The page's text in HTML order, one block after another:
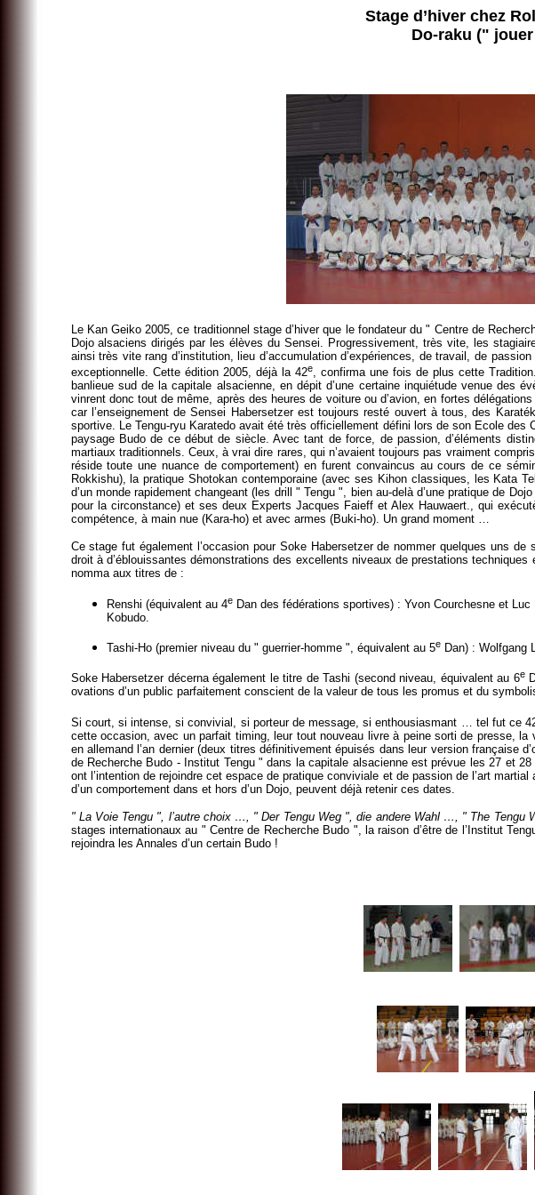
Stage d’hiver chez
Do-raku ("
Le Kan Geiko 2005, ce traditionnel stage d’hiver que le fondateur du " Centre de
Dojo alsaciens dirigés par les élèves du Sensei. Progressivement, très vite, les
ainsi très vite rang d’institution, lieu d’accumulation d’expériences, de travail, de
exceptionnelle. Cette édition 2005, déjà la 42e, confirma une fois de plus cette
banlieue sud de la capitale alsacienne, en dépit d’une certaine inquiétude venue
vinrent donc tout de même, après des heures de voiture ou d’avion, en fortes
car l’enseignement de Sensei Habersetzer est toujours resté ouvert à tous, des
sportive. Le Tengu-ryu Karatedo avait été très officiellement défini lors de son Ecole
paysage Budo de ce début de siècle. Avec tant de force, de passion, d’éléments
martiaux traditionnels. Ceux, à vrai dire rares, qui n’avaient toujours pas vraiment
réside toute une nuance de comportement) en furent convaincus au cours de ce
Rokkishu), la pratique Shotokan contemporaine (avec ses Kihon classiques, les Kata
d’un monde rapidement changeant (les drill " Tengu ", bien au-delà d’une pratique de
pour la circonstance) et ses deux Experts Jacques Faieff et Alex Hauwaert., qui
compétence, à main nue (Kara-ho) et avec armes (Buki-ho). Un grand moment …
Ce stage fut également l’occasion pour Soke Habersetzer de nommer quelques uns
droit à d’éblouissantes démonstrations des excellents niveaux de prestations
nomma aux titres de :
Renshi (équivalent au 4eDan des fédérations sportives) : Yvon Courchesne et Luc
Kobudo.
Tashi-Ho (premier niveau du " guerrier-homme ", équivalent au 5eDan) : Wolfgang
Soke Habersetzer décerna également le titre de Tashi (second niveau, équivalent au 6e
ovations d’un public parfaitement conscient de la valeur de tous les promus et du
Si court, si intense, si convivial, si porteur de message, si enthousiasmant … tel fut ce
cette occasion, avec un parfait timing, leur tout nouveau livre à peine sorti de presse,
en allemand l’an dernier (deux titres définitivement épuisés dans leur version française
de Recherche Budo - Institut Tengu " dans la capitale alsacienne est prévue les 27 et
ont l’intention de rejoindre cet espace de pratique conviviale et de passion de l’art
d’un comportement dans et hors d’un Dojo, peuvent déjà retenir ces dates.
" La Voie Tengu ", l’autre choix …, " Der Tengu Weg ", die andere Wahl …, " The Tengu
stages internationaux au " Centre de Recherche Budo ", la raison d’être de l’Institut
rejoindra les Annales d’un certain Budo !